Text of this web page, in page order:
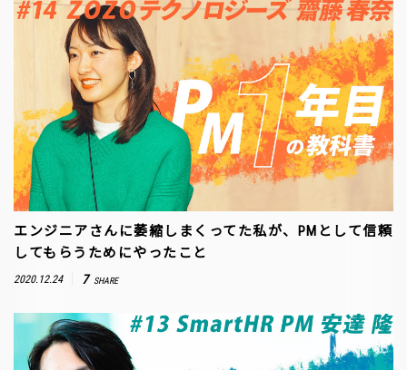
エンジニアさんに萎縮しまくってた私が、PMとして信頼
してもらうためにやったこと
2020.12.24 7 SHARE